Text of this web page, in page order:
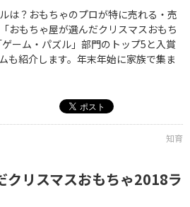
は？おもちゃのプロが特に売れる・売
おもちゃ屋が選んだクリスマスおもち
ーム・パズル」部門のトップ5と入賞
も紹介します。年末年始に家族で集ま
知育
クリスマスおもちゃ2018ラ